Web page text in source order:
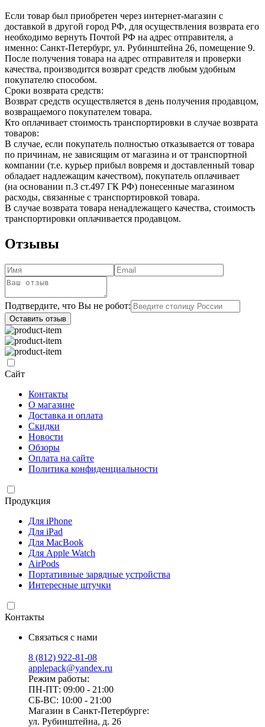
Если товар был приобретен через интернет-магазин с
доставкой в другой город РФ, для осуществления возврата его
необходимо вернуть Почтой РФ на адрес отправителя, а
именно: Санкт-Петербург, ул. Рубинштейна 26, помещение 9.
После получения товара на адрес отправителя и проверки
качества, производится возврат средств любым удобным
покупателю способом.
Сроки возврата средств:
Возврат средств осуществляется в день получения продавцом,
возвращаемого покупателем товара.
Кто оплачивает стоимость транспортировки в случае возврата
товаров:
В случае, если покупатель полностью отказывается от товара
по причинам, не зависящим от магазина и от транспортной
компании (т.е. курьер прибыл вовремя и доставленный товар
обладает надлежащим качеством), покупатель оплачивает
(на основании п.3 ст.497 ГК РФ) понесенные магазином
расходы, связанные с транспортировкой товара.
В случае возврата товара ненадлежащего качества, стоимость
транспортировки оплачивается продавцом.
Отзывы
Подтвердите, что Вы не робот:
Оставить отзыв
Сайт
Контакты
О магазине
Доставка и оплата
Скидки
Новости
Обзоры
Оплата на сайте
Политика конфиденциальности
Продукция
Для iPhone
Для iPad
Для MacBook
Для Apple Watch
AirPods
Портативные зарядные устройства
Интересные штучки
Контакты
Связаться с нами
8 (812) 922-81-08
applepack@yandex.ru
Режим работы:
ПН-ПТ: 09:00 - 21:00
СБ-ВС: 10:00 - 21:00
Магазин в Санкт-Петербурге:
ул. Рубинштейна, д. 26